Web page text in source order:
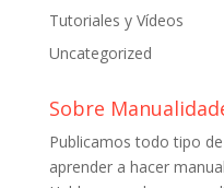
Tutoriales y Vídeos
Uncategorized
Sobre
Publicamos todo tipo
aprender a hacer